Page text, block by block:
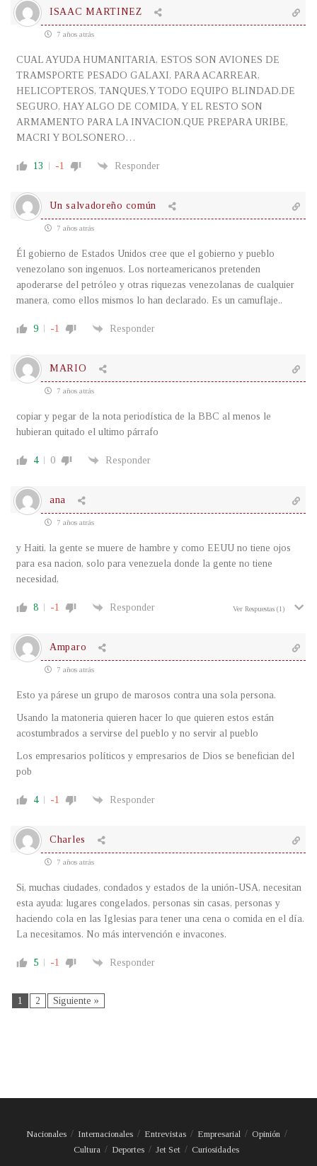
ISAAC MARTINEZ
7 años atrás
CUAL AYUDA HUMANITARIA, ESTOS SON AVIONES DE
TRAMSPORTE PESADO GALAXI, PARA ACARREAR,
HELICOPTEROS, TANQUES,Y TODO EQUIPO BLINDAD.DE
SEGURO, HAY ALGO DE COMIDA, Y EL RESTO SON
ARMAMENTO PARA LA INVACION.QUE PREPARA URIBE,
MACRI Y BOLSONERO…
13 -1 Responder
Un salvadoreño común
7 años atrás
Él gobierno de Estados Unidos cree que el gobierno y pueblo
venezolano son ingenuos. Los norteamericanos pretenden
apoderarse del petróleo y otras riquezas venezolanas de cualquier
manera, como ellos mismos lo han declarado. Es un camuflaje..
9 -1 Responder
MARIO
7 años atrás
copiar y pegar de la nota periodística de la BBC al menos le
hubieran quitado el ultimo párrafo
4 0 Responder
ana
7 años atrás
y Haiti, la gente se muere de hambre y como EEUU no tiene ojos
para esa nacion, solo para venezuela donde la gente no tiene
necesidad,
8 -1 Responder Ver Respuestas (1)
Amparo
7 años atrás
Esto ya párese un grupo de marosos contra una sola persona.
Usando la matoneria quieren hacer lo que quieren estos están
acostumbrados a servirse del pueblo y no servir al pueblo
Los empresarios políticos y empresarios de Dios se benefician del
pob
4 -1 Responder
Charles
7 años atrás
Si, muchas ciudades, condados y estados de la unión-USA, necesitan
esta ayuda: lugares congelados, personas sin casas, personas y
haciendo cola en las Iglesias para tener una cena o comida en el día.
La necesitamos. No más intervención e invacones.
5 -1 Responder
1 2 Siguiente »
Nacionales Internacionales Entrevistas Empresarial
Opinión
Cultura
Deportes Jet Set Curiosidades